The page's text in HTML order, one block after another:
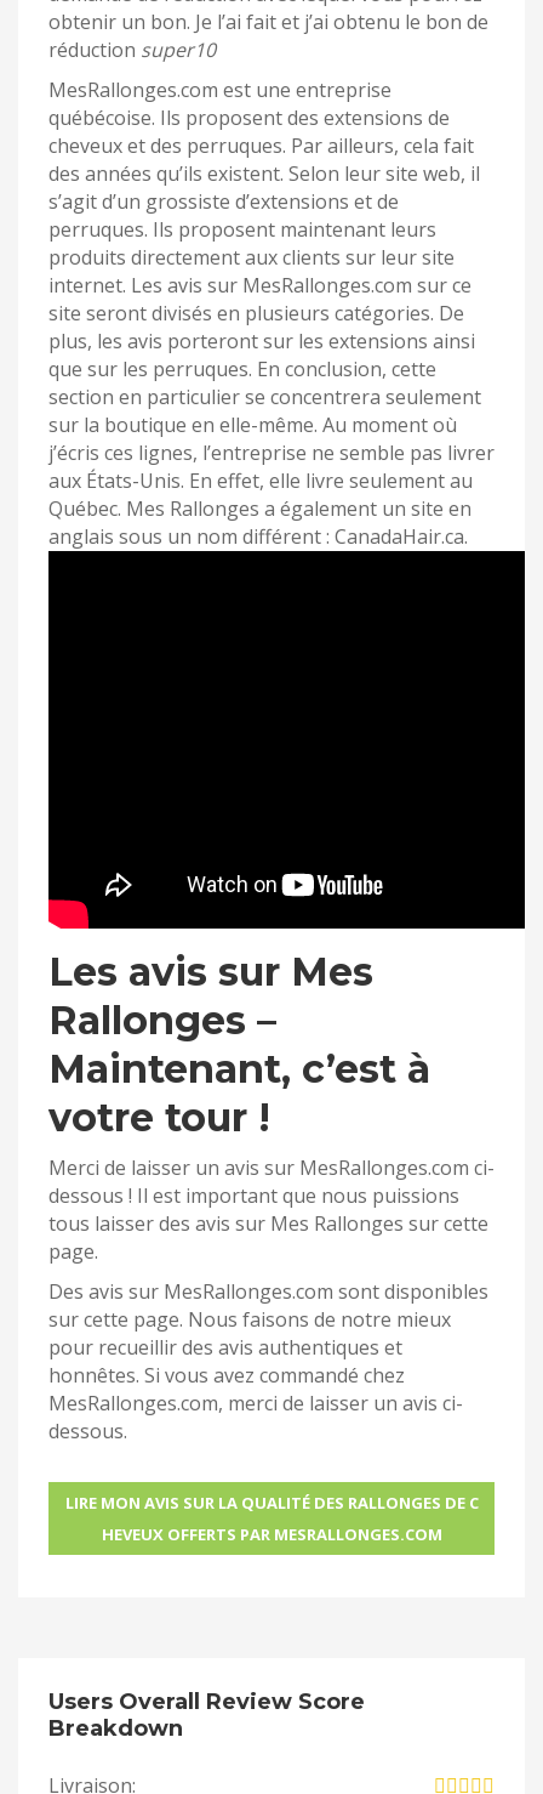
obtenir un bon. Je l’ai fait et j’ai obtenu le bon de
réduction super10
MesRallonges.com est une entreprise
québécoise. Ils proposent des extensions de
cheveux et des perruques. Par ailleurs, cela fait
des années qu’ils existent. Selon leur site web, il
s’agit d’un grossiste d’extensions et de
perruques. Ils proposent maintenant leurs
produits directement aux clients sur leur site
internet. Les avis sur MesRallonges.com sur ce
site seront divisés en plusieurs catégories. De
plus, les avis porteront sur les extensions ainsi
que sur les perruques. En conclusion, cette
section en particulier se concentrera seulement
sur la boutique en elle-même. Au moment où
j’écris ces lignes, l’entreprise ne semble pas livrer
aux États-Unis. En effet, elle livre seulement au
Québec. Mes Rallonges a également un site en
anglais sous un nom différent : CanadaHair.ca.
Les avis sur Mes
Rallonges –
Maintenant, c’est à
votre tour !
Merci de laisser un avis sur MesRallonges.com ci-
dessous ! Il est important que nous puissions
tous laisser des avis sur Mes Rallonges sur cette
page.
Des avis sur MesRallonges.com sont disponibles
sur cette page. Nous faisons de notre mieux
pour recueillir des avis authentiques et
honnêtes. Si vous avez commandé chez
MesRallonges.com, merci de laisser un avis ci-
dessous.
LIRE MON AVIS SUR LA QUALITÉ DES RALLONGES DE C
HEVEUX OFFERTS PAR MESRALLONGES.COM
Users Overall Review Score
Breakdown
Livraison: